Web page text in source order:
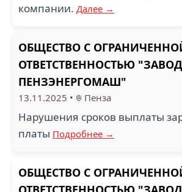
компании. Далее →
ОБЩЕСТВО С
ОТВЕТСТВЕННОСТЬЮ "ЗАВОД
ПЕНЗЭНЕРГОМАШ"
13.11.2025 • Пенза
Нарушения сроков выплаты
платы Подробнее →
ОБЩЕСТВО С